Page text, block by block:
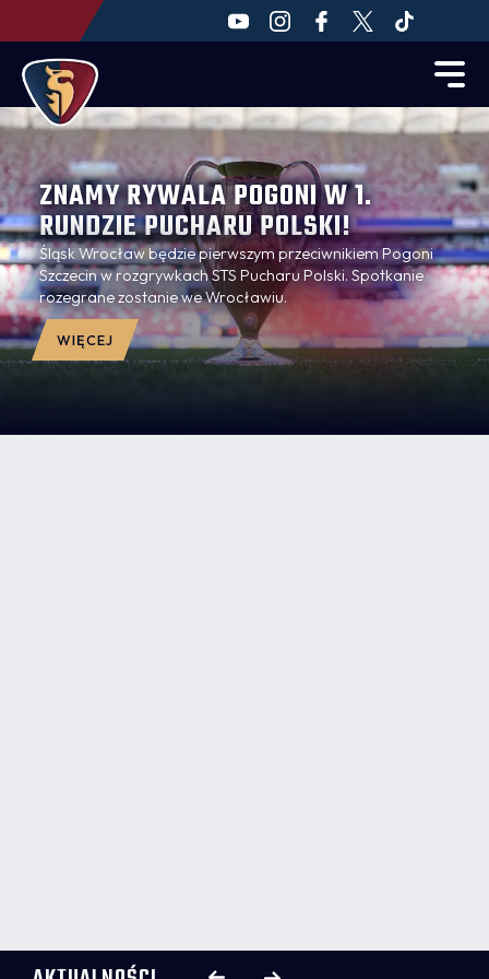
ZNAMY RYWALA POGONI W 1.
RUNDZIE PUCHARU POLSKI!
Śląsk Wrocław będzie pierwszym przeciwnikiem Pogoni
Szczecin w rozgrywkach STS Pucharu Polski. Spotkanie
rozegrane zostanie we Wrocławiu.
WIĘCEJ